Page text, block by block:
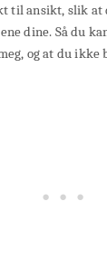
til ansikt, slik
dine. Så du
og at du ikke